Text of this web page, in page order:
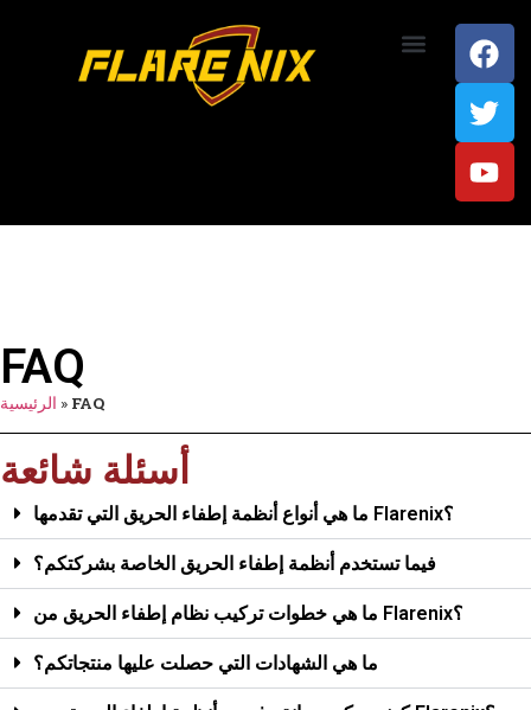
FAQ
الرئيسية » FAQ
أسئلة شائعة
ما هي أنواع أنظمة إطفاء الحريق التي تقدمها Flarenix؟
فيما تستخدم أنظمة إطفاء الحريق الخاصة بشركتكم؟
ما هي خطوات تركيب نظام إطفاء الحريق من Flarenix؟
ما هي الشهادات التي حصلت عليها منتجاتكم؟